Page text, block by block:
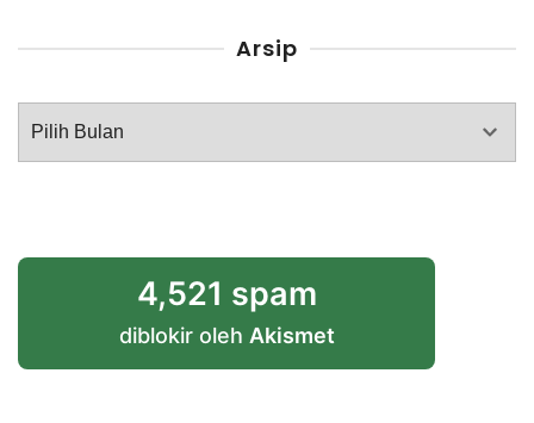
Arsip
Arsip
4,521 spam
diblokir oleh Akismet